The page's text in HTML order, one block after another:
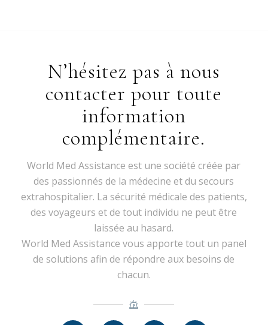
N’hésitez pas à nous
contacter pour toute
information
complémentaire.
World Med Assistance est une société créée par
des passionnés de la médecine et du secours
extrahospitalier. La sécurité médicale des patients,
des voyageurs et de tout individu ne peut être
laissée au hasard.
World Med Assistance vous apporte tout un panel
de solutions afin de répondre aux besoins de
chacun.